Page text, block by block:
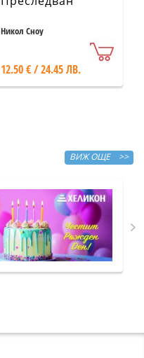
Никол Сноу
12.50 € / 24.45 ЛВ.
ВИЖ ОЩЕ >>